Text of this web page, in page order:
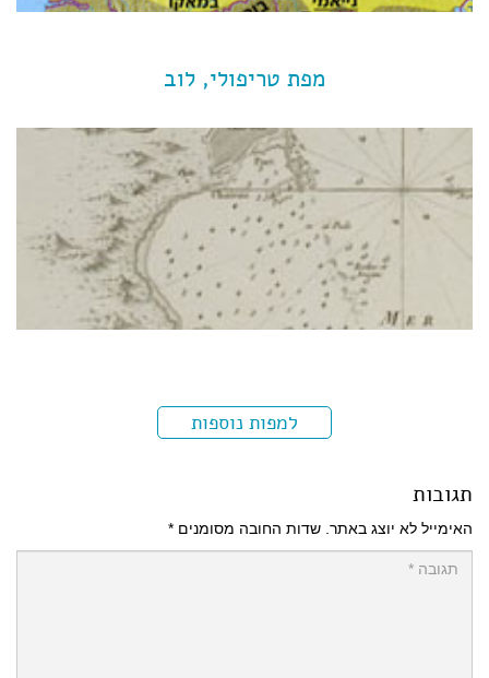
מפת טריפולי, לוב
למפות נוספות
תגובות
האימייל לא יוצג באתר. שדות החובה מסומנים *